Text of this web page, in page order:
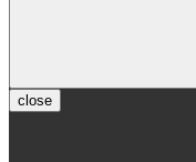
close